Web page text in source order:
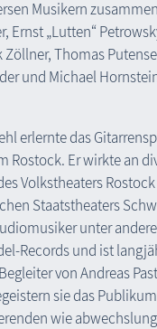
Musikern
Ernst „Lutten“
Zöllner, Thomas
und Michael
erlernte das
Rostock. Er wirkte an
Volkstheaters
Staatstheaters
unter
Records und ist
von Andreas
sie das
wie